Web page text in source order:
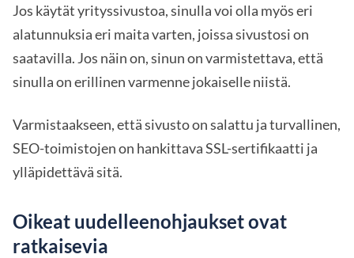
Jos käytät yrityssivustoa, sinulla voi olla myös eri
alatunnuksia eri maita varten, joissa sivustosi on
saatavilla. Jos näin on, sinun on varmistettava, että
sinulla on erillinen varmenne jokaiselle niistä.
Varmistaakseen, että sivusto on salattu ja turvallinen,
SEO-toimistojen on hankittava SSL-sertifikaatti ja
ylläpidettävä sitä.
Oikeat uudelleenohjaukset ovat
ratkaisevia